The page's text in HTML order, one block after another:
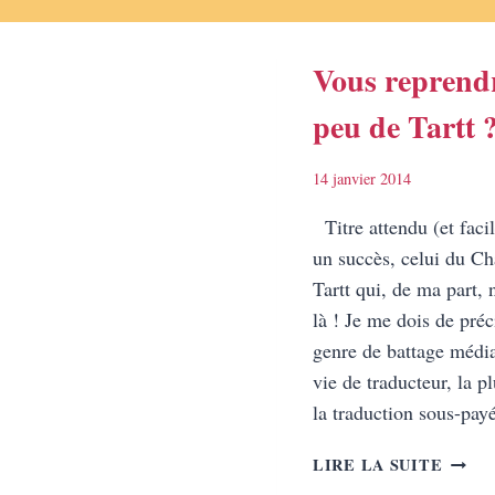
Vous
peu de Tartt
14 janvier 2014
Titre attendu (et
un succès, celui du
Tartt qui, de ma part,
là ! Je me dois de
genre de battage
vie de traducteur, la
la traduction sous-
LIRE LA SUITE VOUS